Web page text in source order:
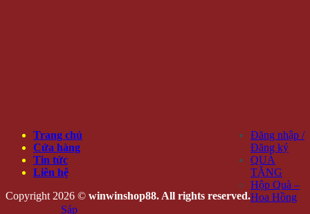
Trang chủ
Cửa hàng
Tin tức
Liên hệ
Copyright 2026 © winwinshop88. All rights reserved.
Đăng nhập /
Đăng ký
QUÀ
TẶNG
Hộp Quà –
Hoa Hồng
Sáp